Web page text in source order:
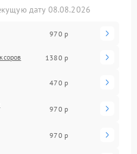
дату 08.08.2026
970 р
1380 р
470 р
970 р
970 р